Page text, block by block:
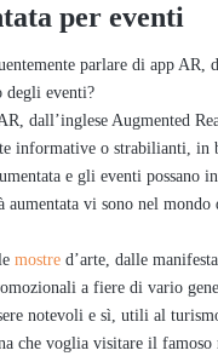
per eventi
parlare di app
degli eventi?
dall’inglese Augmented
informative o strabilianti, in
e gli eventi possano
aumentata vi sono nel
mostre d’arte, dalle
a fiere di vario
notevoli e sì, utili al
che voglia visitare il famoso